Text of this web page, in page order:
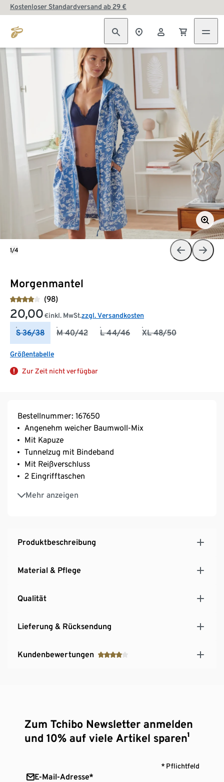
Kostenloser Standardversand ab 29 €
Morgenmantel
(98)
20,00 €inkl. MwSt.zzgl. Versandkosten
S 36/38 M 40/42 L 44/46 XL 48/50
Größentabelle
Zur Zeit nicht verfügbar
1/4
Bestellnummer: 167650
Angenehm weicher Baumwoll-Mix
Mit Kapuze
Tunnelzug mit Bindeband
Mit Reißverschluss
2 Eingrifftaschen
Mehr anzeigen
Mit hochwertigem Markenelasthan für
Langlebigkeit und hohe Waschbeständigkeit
Produktbeschreibung
Material & Pflege
Qualität
Lieferung & Rücksendung
Kundenbewertungen
Zum Tchibo Newsletter anmelden
und 10% auf viele Artikel sparen¹
* Pflichtfeld
E-Mail-Adresse*